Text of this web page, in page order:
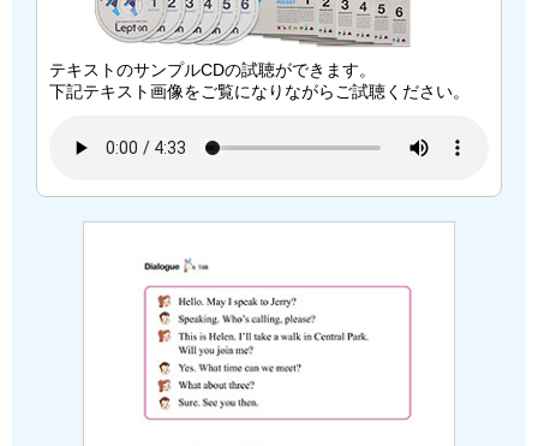
テキストのサンプルCDの試聴ができます。
下記テキスト画像をご覧になりながらご試聴ください。